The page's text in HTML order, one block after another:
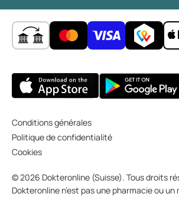
Conditions générales
Politique de confidentialité
Cookies
© 2026 Dokteronline (Suisse). Tous droits
Dokteronline n’est pas une pharmacie ou un